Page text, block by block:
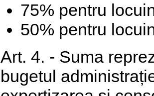
75% pentru
50% pentru
Art. 4. - Suma
bugetul